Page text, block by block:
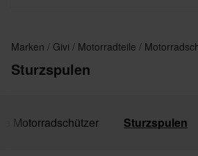
Marken Givi Motorradteile
Sturzspulen
Motorradschützer Sturzspulen